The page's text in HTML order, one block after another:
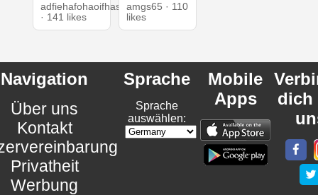
adfiehafohaoifhasd
· 141 likes
amgs65 · 110
likes
Navigation
Über uns
Kontakt
Privatheit
Werbung
Sprache
Sprache
auswählen:
Mobile
Apps
dich